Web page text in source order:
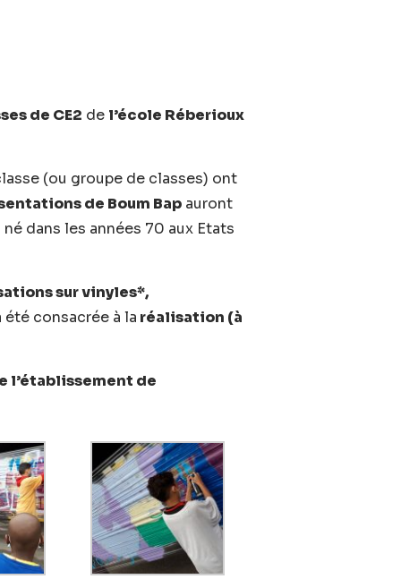
de CE2 de l’école Réberioux
(ou groupe de classes) ont
de Boum Bap auront
né dans les années 70 aux Etats
sur vinyles*,
été consacrée à la réalisation (à
l’établissement de